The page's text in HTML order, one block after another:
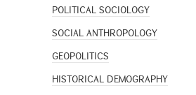
POLITICAL SOCIOLOGY
SOCIAL ANTHROPOLOGY
GEOPOLITICS
HISTORICAL DEMOGRAPHY